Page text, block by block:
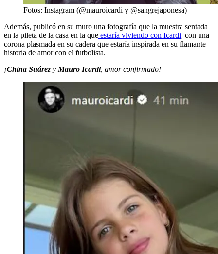
Fotos: Instagram (@mauroicardi y @sangrejaponesa)
Además, publicó en su muro una fotografía que la muestra sentada
en la pileta de la casa en la que estaría viviendo con Icardi, con una
corona plasmada en su cadera que estaría inspirada en su flamante
historia de amor con el futbolista.
¡China Suárez y Mauro Icardi, amor confirmado!